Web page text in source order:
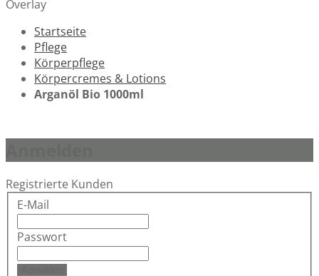
Overlay
Startseite
Pflege
Körperpflege
Körpercremes & Lotions
Arganöl Bio 1000ml
Registrierte Kunden
E-Mail
Passwort